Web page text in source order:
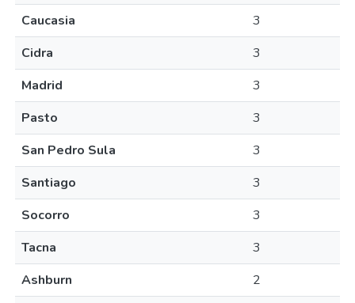
Caucasia
3
Cidra
3
Madrid
3
Pasto
3
San Pedro Sula
3
Santiago
3
Socorro
3
Tacna
3
Ashburn
2